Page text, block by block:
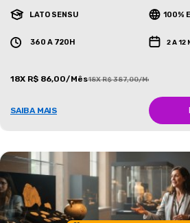
LATO SENSU 100%
360 A 720H 2 A 12
18X R$ 86,00/Mês18X R$ 387,00/Mês
SAIBA MAIS